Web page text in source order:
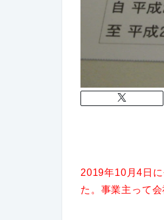
2019年10月4日
た。事業主って